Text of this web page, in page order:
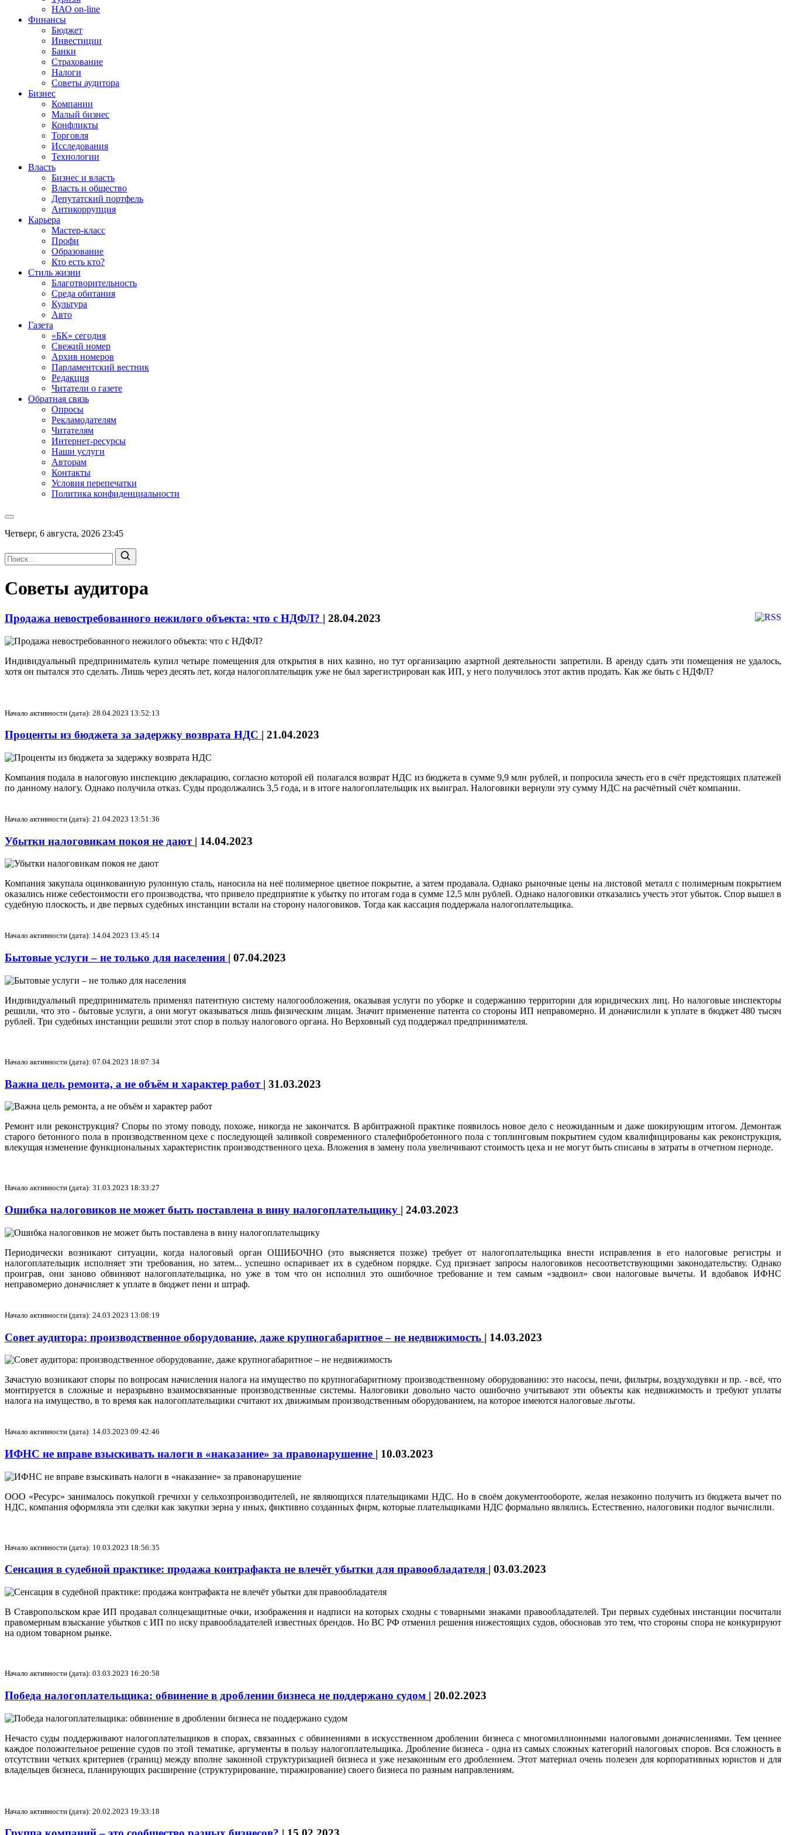
НАО on-line
Финансы
Бюджет
Инвестиции
Банки
Страхование
Налоги
Советы аудитора
Бизнес
Компании
Малый бизнес
Конфликты
Торговля
Исследования
Технологии
Власть
Бизнес и власть
Власть и общество
Депутатский портфель
Антикоррупция
Карьера
Мастер-класс
Профи
Образование
Кто есть кто?
Стиль жизни
Благотворительность
Среда обитания
Культура
Авто
Газета
«БК» сегодня
Свежий номер
Архив номеров
Парламентский вестник
Редакция
Читатели о газете
Обратная связь
Опросы
Рекламодателям
Читателям
Интернет-ресурсы
Наши услуги
Авторам
Контакты
Условия перепечатки
Политика конфиденциальности
Четверг, 6 августа, 2026 23:45
Советы аудитора
Продажа невостребованного нежилого объекта: что с НДФЛ? | 28.04.2023
Индивидуальный предприниматель купил четыре помещения для открытия в них казино, но тут организацию азартной деятельности запретили. В аренду сдать эти помещения не удалось,
хотя он пытался это сделать. Лишь через десять лет, когда налогоплательщик уже не был зарегистрирован как ИП, у него получилось этот актив продать. Как же быть с НДФЛ?
Начало активности (дата): 28.04.2023 13:52:13
Проценты из бюджета за задержку возврата НДС | 21.04.2023
Компания подала в налоговую инспекцию декларацию, согласно которой ей полагался возврат НДС из бюджета в сумме 9,9 млн рублей, и попросила зачесть его в счёт предстоящих платежей
по данному налогу. Однако получила отказ. Суды продолжались 3,5 года, и в итоге налогоплательщик их выиграл. Налоговики вернули эту сумму НДС на расчётный счёт компании.
Начало активности (дата): 21.04.2023 13:51:36
Убытки налоговикам покоя не дают | 14.04.2023
Компания закупала оцинкованную рулонную сталь, наносила на неё полимерное цветное покрытие, а затем продавала. Однако рыночные цены на листовой металл с полимерным покрытием
оказались ниже себестоимости его производства, что привело предприятие к убытку по итогам года в сумме 12,5 млн рублей. Однако налоговики отказались учесть этот убыток. Спор вышел в
судебную плоскость, и две первых судебных инстанции встали на сторону налоговиков. Тогда как кассация поддержала налогоплательщика.
Начало активности (дата): 14.04.2023 13:45:14
Бытовые услуги – не только для населения | 07.04.2023
Индивидуальный предприниматель применял патентную систему налогообложения, оказывая услуги по уборке и содержанию территории для юридических лиц. Но налоговые инспекторы
решили, что это - бытовые услуги, а они могут оказываться лишь физическим лицам. Значит применение патента со стороны ИП неправомерно. И доначислили к уплате в бюджет 480 тысяч
рублей. Три судебных инстанции решили этот спор в пользу налогового органа. Но Верховный суд поддержал предпринимателя.
Начало активности (дата): 07.04.2023 18:07:34
Важна цель ремонта, а не объём и характер работ | 31.03.2023
Ремонт или реконструкция? Споры по этому поводу, похоже, никогда не закончатся. В арбитражной практике появилось новое дело с неожиданным и даже шокирующим итогом. Демонтаж
старого бетонного пола в производственном цехе с последующей заливкой современного сталефибробетонного пола с топлинговым покрытием судом квалифицированы как реконструкция,
влекущая изменение функциональных характеристик производственного цеха. Вложения в замену пола увеличивают стоимость цеха и не могут быть списаны в затраты в отчетном периоде.
Начало активности (дата): 31.03.2023 18:33:27
Ошибка налоговиков не может быть поставлена в вину налогоплательщику | 24.03.2023
Периодически возникают ситуации, когда налоговый орган ОШИБОЧНО (это выясняется позже) требует от налогоплательщика внести исправления в его налоговые регистры и
налогоплательщик исполняет эти требования, но затем... успешно оспаривает их в судебном порядке. Суд признает запросы налоговиков несоответствующими законодательству. Однако
проиграв, они заново обвиняют налогоплательщика, но уже в том что он исполнил это ошибочное требование и тем самым «задвоил» свои налоговые вычеты. И вдобавок ИФНС
неправомерно доначисляет к уплате в бюджет пени и штраф.
Начало активности (дата): 24.03.2023 13:08:19
Совет аудитора: производственное оборудование, даже крупногабаритное – не недвижимость | 14.03.2023
Зачастую возникают споры по вопросам начисления налога на имущество по крупногабаритному производственному оборудованию: это насосы, печи, фильтры, воздуходувки и пр. - всё, что
монтируется в сложные и неразрывно взаимосвязанные производственные системы. Налоговики довольно часто ошибочно учитывают эти объекты как недвижимость и требуют уплаты
налога на имущество, в то время как налогоплательщики считают их движимым производственным оборудованием, на которое имеются налоговые льготы.
Начало активности (дата): 14.03.2023 09:42:46
ИФНС не вправе взыскивать налоги в «наказание» за правонарушение | 10.03.2023
ООО «Ресурс» занималось покупкой гречихи у сельхозпроизводителей, не являющихся плательщиками НДС. Но в своём документообороте, желая незаконно получить из бюджета вычет по
НДС, компания оформляла эти сделки как закупки зерна у иных, фиктивно созданных фирм, которые плательщиками НДС формально являлись. Естественно, налоговики подлог вычислили.
Начало активности (дата): 10.03.2023 18:56:35
Сенсация в судебной практике: продажа контрафакта не влечёт убытки для правообладателя | 03.03.2023
В Ставропольском крае ИП продавал солнцезащитные очки, изображения и надписи на которых сходны с товарными знаками правообладателей. Три первых судебных инстанции посчитали
правомерным взыскание убытков с ИП по иску правообладателей известных брендов. Но ВС РФ отменил решения нижестоящих судов, обосновав это тем, что стороны спора не конкурируют
на одном товарном рынке.
Начало активности (дата): 03.03.2023 16:20:58
Победа налогоплательщика: обвинение в дроблении бизнеса не поддержано судом | 20.02.2023
Нечасто суды поддерживают налогоплательщиков в спорах, связанных с обвинениями в искусственном дроблении бизнеса с многомиллионными налоговыми доначислениями. Тем ценнее
каждое положительное решение судов по этой тематике, аргументы в пользу налогоплательщика. Дробление бизнеса - одна из самых сложных категорий налоговых споров. Вся сложность в
отсутствии четких критериев (границ) между вполне законной структуризацией бизнеса и уже незаконным его дроблением. Этот материал очень полезен для корпоративных юристов и для
владельцев бизнеса, планирующих расширение (структурирование, тиражирование) своего бизнеса по разным направлениям.
Начало активности (дата): 20.02.2023 19:33:18